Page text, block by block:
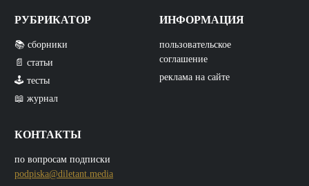
РУБРИКАТОР
📚 сборники
📄 статьи
🕹️ тесты
📖 журнал
КОНТАКТЫ
по вопросам подписки
podpiska@diletant.media
ИНФОРМАЦИЯ
пользовательское
соглашение
реклама на сайте